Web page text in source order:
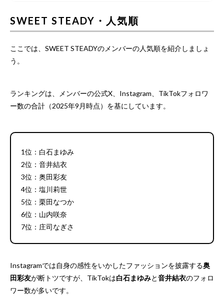
SWEET STEADY・人気順
ここでは、SWEET STEADYのメンバーの人気順を紹介しましょ
う。
ランキングは、メンバーの公式X、Instagram、TikTokフォロワ
ー数の合計（2025年9月時点）を基にしています。
1位：白石まゆみ
2位：音井結衣
3位：奥田彩友
4位：塩川莉世
5位：栗田なつか
6位：山内咲奈
7位：庄司なぎさ
Instagramでは自身の感性をいかしたファッションを披露する奥
田彩友が断トツですが、TikTokは白石まゆみと音井結衣のフォロ
ワー数が多いです。